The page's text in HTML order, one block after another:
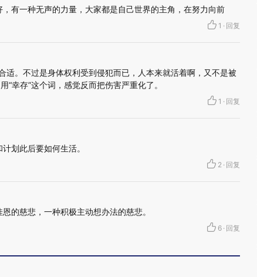
，有一种无声的力量，大家都是自己世界的主角，在努力向前
1 · 回复
适。不过是身体权利受到侵犯而已，人本来就活着啊，又不是被
“幸存”这个词，感觉反而把伤害严重化了。
1 · 回复
划此后要如何生活。
2 · 回复
的慈悲，一种积极主动想办法的慈悲。
6 · 回复